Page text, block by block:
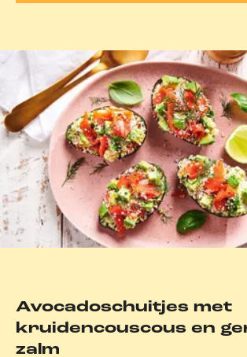
Avocadoschuitjes met
kruidencouscous en
zalm